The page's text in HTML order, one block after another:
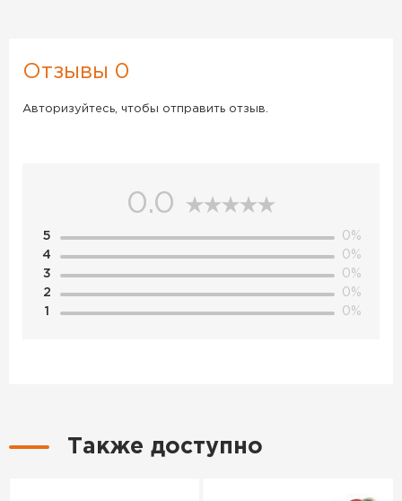
Отзывы 0
Авторизуйтесь, чтобы отправить отзыв.
0.0
5
0%
4
0%
3
0%
2
0%
1
0%
Также доступно